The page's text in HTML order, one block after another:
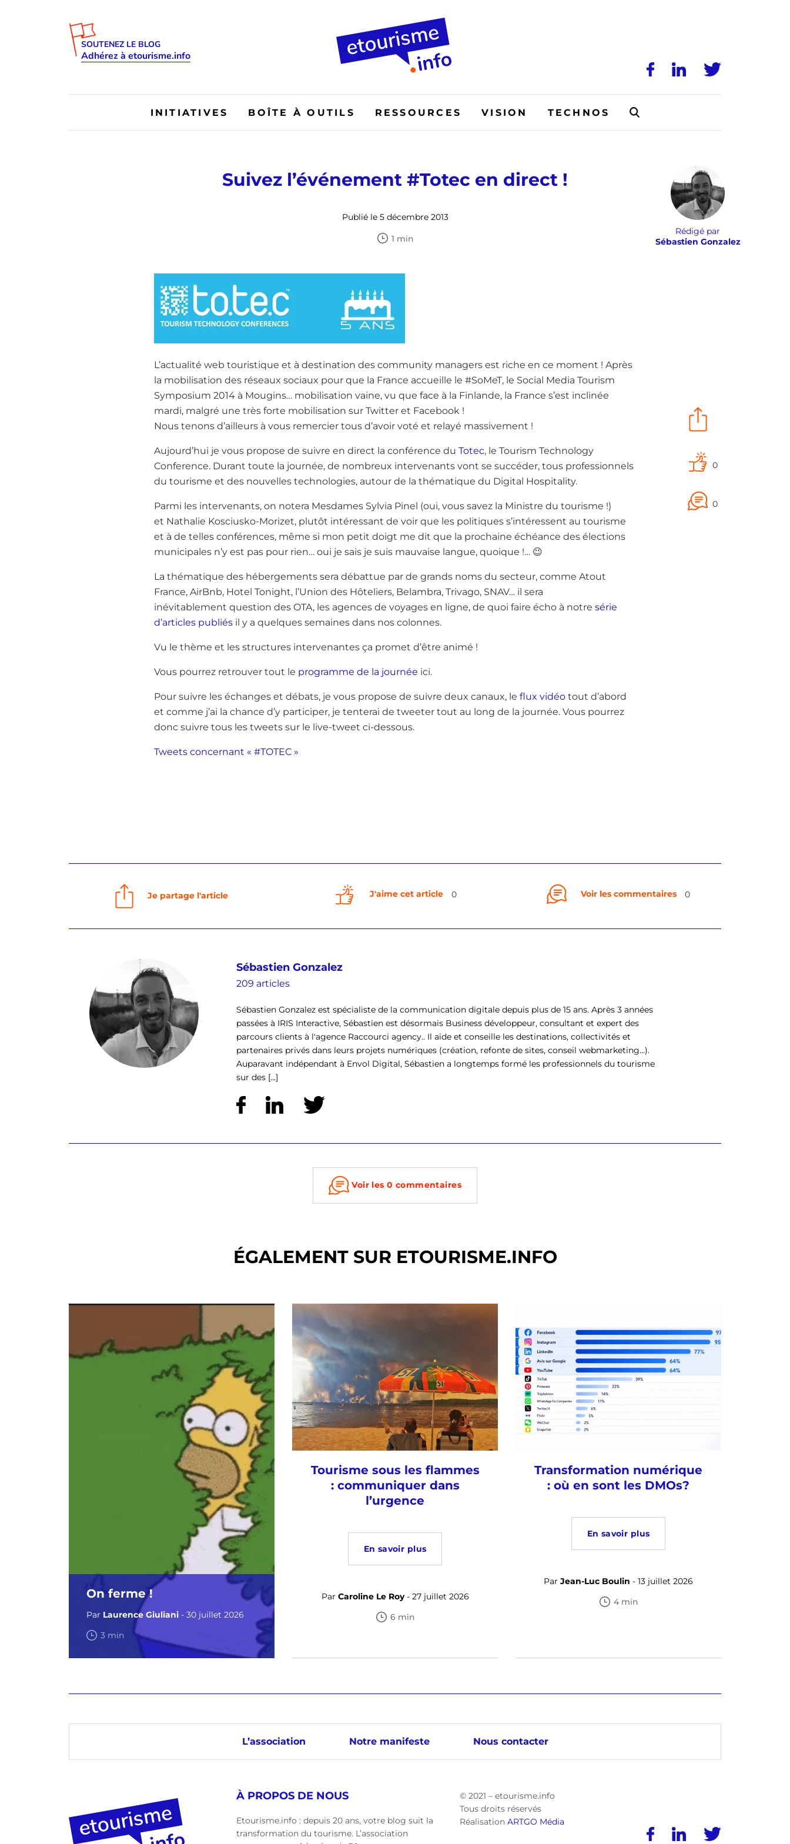
SOUTENEZ LE BLOG
Adhérez à etourisme.info
INITIATIVES BOÎTE À OUTILS RESSOURCES VISION TECHNOS
Suivez l’événement #Totec en direct !
Publié le 5 décembre 2013
1 min
Rédigé par
Sébastien Gonzalez
0
0
L’actualité web touristique et à destination des community managers est riche en ce moment ! Après
la mobilisation des réseaux sociaux pour que la France accueille le #SoMeT, le Social Media Tourism
Symposium 2014 à Mougins… mobilisation vaine, vu que face à la Finlande, la France s’est inclinée
mardi, malgré une très forte mobilisation sur Twitter et Facebook !
Nous tenons d’ailleurs à vous remercier tous d’avoir voté et relayé massivement !
Aujourd’hui je vous propose de suivre en direct la conférence du Totec, le Tourism Technology
Conference. Durant toute la journée, de nombreux intervenants vont se succéder, tous professionnels
du tourisme et des nouvelles technologies, autour de la thématique du Digital Hospitality.
Parmi les intervenants, on notera Mesdames Sylvia Pinel (oui, vous savez la Ministre du tourisme !)
et Nathalie Kosciusko-Morizet, plutôt intéressant de voir que les politiques s’intéressent au tourisme
et à de telles conférences, même si mon petit doigt me dit que la prochaine échéance des élections
municipales n’y est pas pour rien… oui je sais je suis mauvaise langue, quoique !… 😉
La thématique des hébergements sera débattue par de grands noms du secteur, comme Atout
France, AirBnb, Hotel Tonight, l’Union des Hôteliers, Belambra, Trivago, SNAV… il sera
inévitablement question des OTA, les agences de voyages en ligne, de quoi faire écho à notre série
d’articles publiés il y a quelques semaines dans nos colonnes.
Vu le thème et les structures intervenantes ça promet d’être animé !
Vous pourrez retrouver tout le programme de la journée ici.
Pour suivre les échanges et débats, je vous propose de suivre deux canaux, le flux vidéo tout d’abord
et comme j’ai la chance d’y participer, je tenterai de tweeter tout au long de la journée. Vous pourrez
donc suivre tous les tweets sur le live-tweet ci-dessous.
Tweets concernant « #TOTEC »
Je partage l'article J'aime cet article 0 Voir les commentaires 0
Sébastien Gonzalez
209 articles
Sébastien Gonzalez est spécialiste de la communication digitale depuis plus de 15 ans. Après 3 années
passées à IRIS Interactive, Sébastien est désormais Business développeur, consultant et expert des
parcours clients à l'agence Raccourci agency.. Il aide et conseille les destinations, collectivités et
partenaires privés dans leurs projets numériques (création, refonte de sites, conseil webmarketing...).
Auparavant indépendant à Envol Digital, Sébastien a longtemps formé les professionnels du tourisme
sur des [...]
Voir les 0 commentaires
ÉGALEMENT SUR ETOURISME.INFO
On ferme !
Par Laurence Giuliani - 30 juillet 2026
3 min
Tourisme sous les flammes
: communiquer dans
l’urgence
En savoir plus
Par Caroline Le Roy- 27 juillet 2026
6 min
Transformation numérique
: où en sont les DMOs?
En savoir plus
Par Jean-Luc Boulin - 13 juillet 2026
4 min
L’association Notre manifeste Nous contacter
À PROPOS DE NOUS
Etourisme.info : depuis 20 ans, votre blog suit la
transformation du tourisme. L’association
© 2021 – etourisme.info
Tous droits réservés
Réalisation ARTGO Média